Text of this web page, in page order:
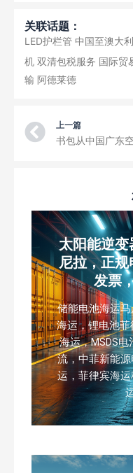
关联话题：
LED护栏管 中国至澳大
机 双清包税服务 国际贸
输 阿德莱德
Prev
上一篇
太阳能逆
尼拉，正
发票
储能电池海运
海运，锂电池菲
海运，MSDS
流，中菲新能
运，菲律宾海